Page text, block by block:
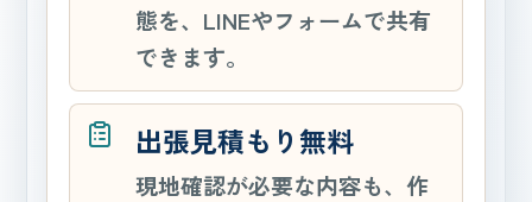
態を、LINEやフォームで共有
できます。
出張見積もり無料
現地確認が必要な内容も、作